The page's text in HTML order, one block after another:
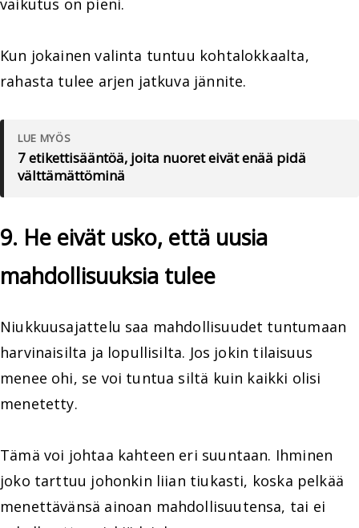
vaikutus on pieni.
Kun jokainen valinta tuntuu kohtalokkaalta,
rahasta tulee arjen jatkuva jännite.
LUE MYÖS
7 etikettisääntöä, joita nuoret eivät enää pidä
välttämättöminä
9. He eivät usko, että uusia
mahdollisuuksia tulee
Niukkuusajattelu saa mahdollisuudet tuntumaan
harvinaisilta ja lopullisilta. Jos jokin tilaisuus
menee ohi, se voi tuntua siltä kuin kaikki olisi
menetetty.
Tämä voi johtaa kahteen eri suuntaan. Ihminen
joko tarttuu johonkin liian tiukasti, koska pelkää
menettävänsä ainoan mahdollisuutensa, tai ei